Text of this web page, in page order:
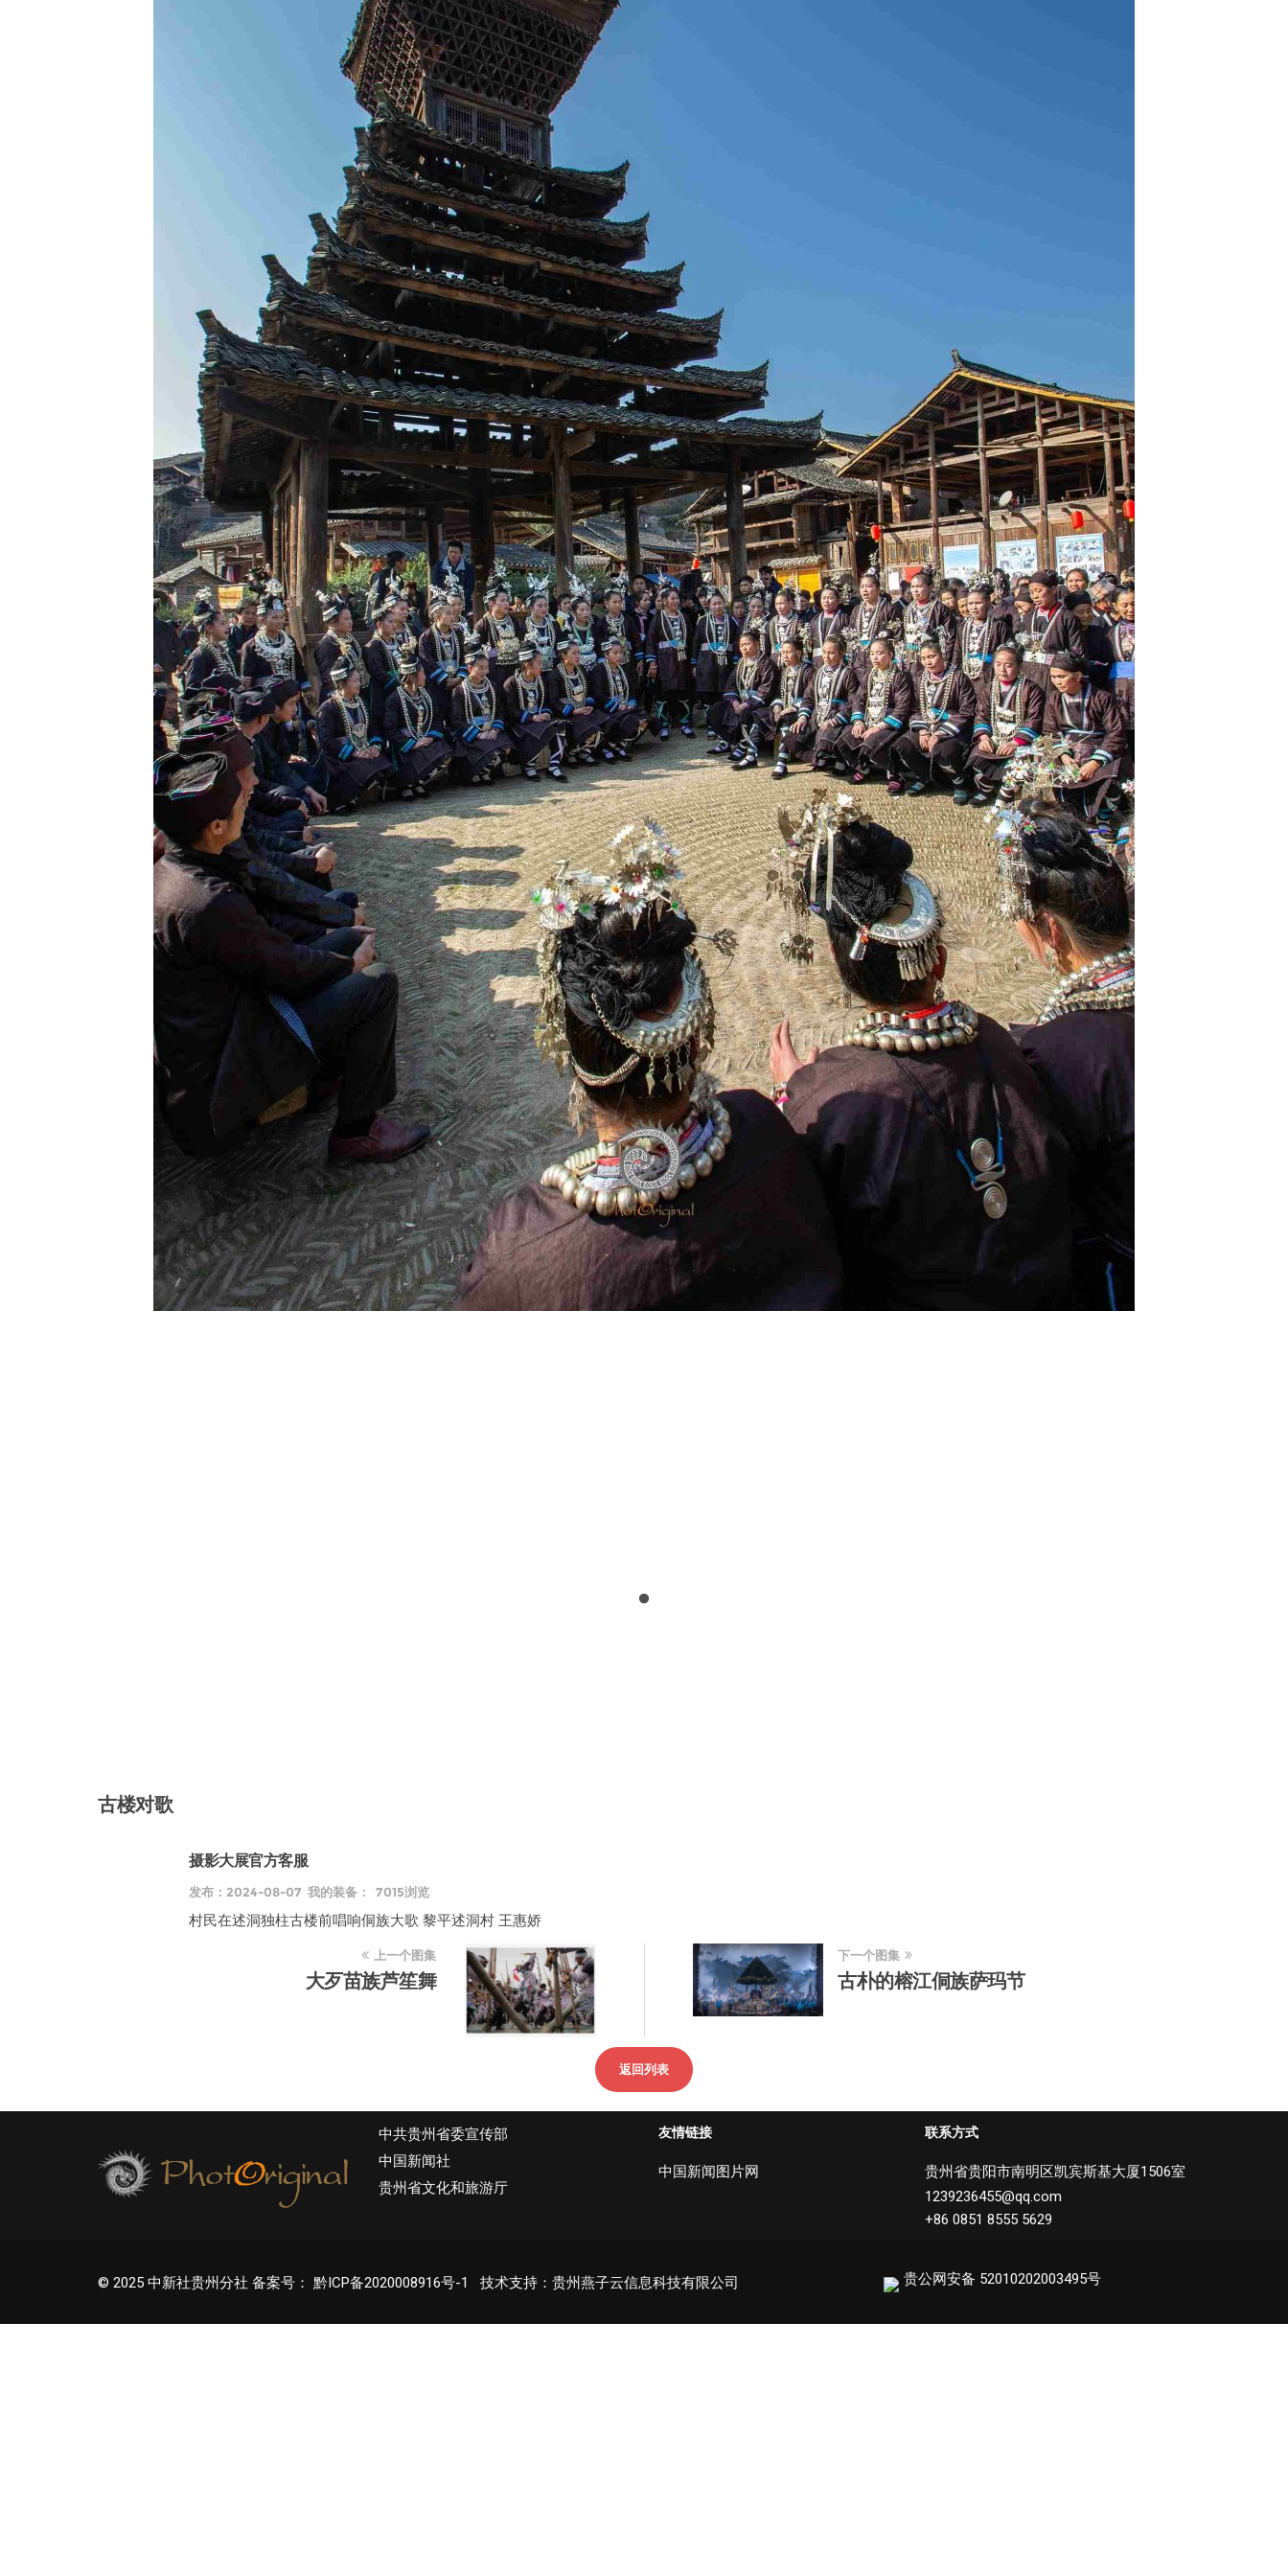
古楼对歌
摄影大展官方客服
发布：2024-08-07 我的装备： 7015浏览
村民在述洞独柱古楼前唱响侗族大歌 黎平述洞村 王惠娇
上一个图集
大歹苗族芦笙舞
下一个图集
古朴的榕江侗族萨玛节
返回列表
中共贵州省委宣传部
中国新闻社
贵州省文化和旅游厅
友情链接
中国新闻图片网
联系方式
贵州省贵阳市南明区凯宾斯基大厦1506室
1239236455@qq.com
+86 0851 8555 5629
© 2025 中新社贵州分社 备案号： 黔ICP备2020008916号-1 技术支持：贵州燕子云信息科技有限公司 贵公网安备 52010202003495号